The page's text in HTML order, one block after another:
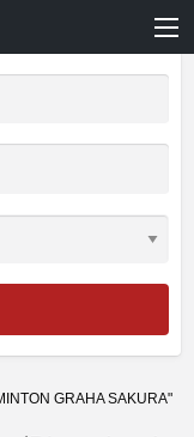
GRAHA SAKURA"